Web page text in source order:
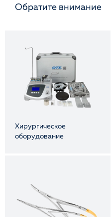
Обратите внимание
Хирургическое
оборудование